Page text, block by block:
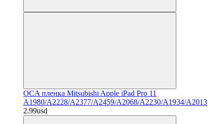
OCA пленка Mitsubishi Apple iPad Pro 11
A1980/A2228/A2377/A2459/A2068/A2230/A1934/A2013
2.99usd